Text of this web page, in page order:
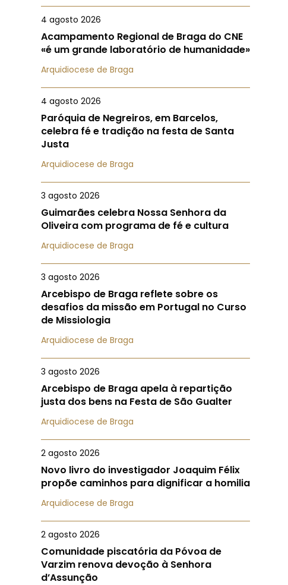
4 agosto 2026
Acampamento Regional de Braga do CNE
«é um grande laboratório de humanidade»
Arquidiocese de Braga
4 agosto 2026
Paróquia de Negreiros, em Barcelos,
celebra fé e tradição na festa de Santa
Justa
Arquidiocese de Braga
3 agosto 2026
Guimarães celebra Nossa Senhora da
Oliveira com programa de fé e cultura
Arquidiocese de Braga
3 agosto 2026
Arcebispo de Braga reflete sobre os
desafios da missão em Portugal no Curso
de Missiologia
Arquidiocese de Braga
3 agosto 2026
Arcebispo de Braga apela à repartição
justa dos bens na Festa de São Gualter
Arquidiocese de Braga
2 agosto 2026
Novo livro do investigador Joaquim Félix
propõe caminhos para dignificar a homilia
Arquidiocese de Braga
2 agosto 2026
Comunidade piscatória da Póvoa de
Varzim renova devoção à Senhora
d’Assunção